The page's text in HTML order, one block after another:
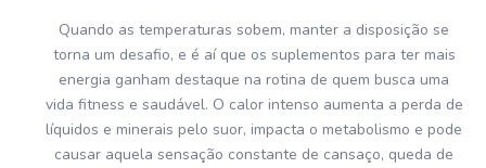
Quando as temperaturas sobem, manter a disposição se
torna um desafio, e é aí que os suplementos para ter mais
energia ganham destaque na rotina de quem busca uma
vida fitness e saudável. O calor intenso aumenta a perda de
líquidos e minerais pelo suor, impacta o metabolismo e pode
causar aquela sensação constante de cansaço, queda de